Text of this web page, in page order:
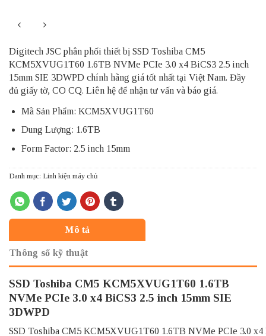
Digitech JSC phân phối thiết bị SSD Toshiba CM5
KCM5XVUG1T60 1.6TB NVMe PCIe 3.0 x4 BiCS3 2.5 inch
15mm SIE 3DWPD chính hãng giá tốt nhất tại Việt Nam. Đầy
đủ giấy tờ, CO CQ. Liên hệ để nhận tư vấn và báo giá.
Mã Sản Phẩm: KCM5XVUG1T60
Dung Lượng: 1.6TB
Form Factor: 2.5 inch 15mm
Danh mục: Linh kiện máy chủ
Mô tả
Thông số kỹ thuật
SSD Toshiba CM5 KCM5XVUG1T60 1.6TB
NVMe PCIe 3.0 x4 BiCS3 2.5 inch 15mm SIE
3DWPD
SSD Toshiba CM5 KCM5XVUG1T60 1.6TB NVMe PCIe 3.0 x4